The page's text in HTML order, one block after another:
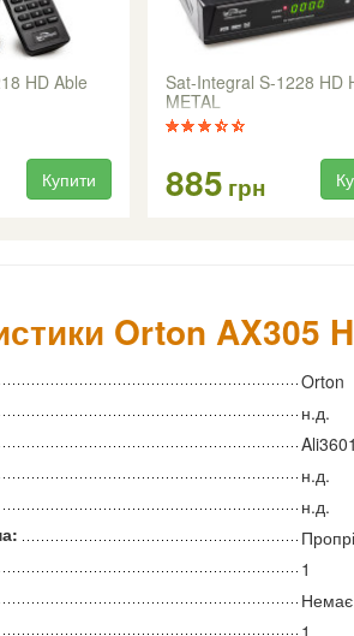
HD Able
Купити
Sat-Integral S-1228 HD
METAL
885 грн
Orton AX305
Orton
н.д.
н.д.
н.д.
1
Немає